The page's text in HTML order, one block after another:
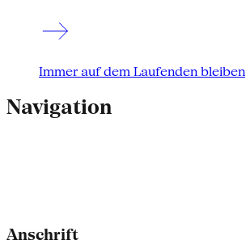
Immer auf dem Laufenden bleiben
Navigation
Anschrift